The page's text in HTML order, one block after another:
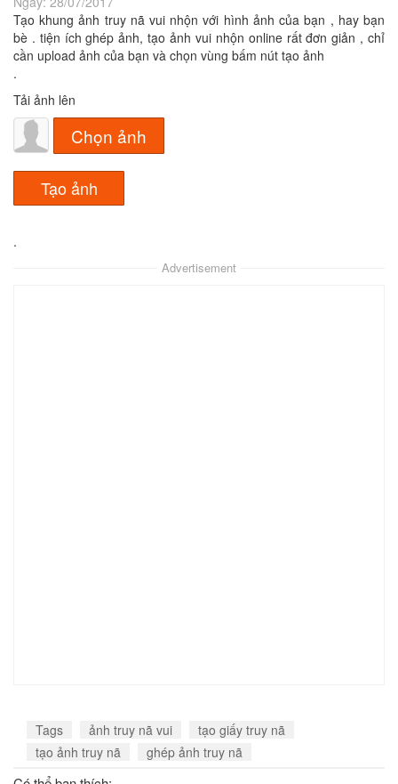
Tạo khung ảnh truy nã vui nhộn với hình ảnh của bạn , hay bạn
bè . tiện ích ghép ảnh, tạo ảnh vui nhộn online rất đơn giản , chỉ
cần upload ảnh của bạn và chọn vùng bấm nút tạo ảnh
.
Tải ảnh lên
Chọn ảnh
.
Advertisement
Tags ảnh truy nã vui
tạo giấy truy nã
tạo ảnh truy nã
ghép ảnh truy nã